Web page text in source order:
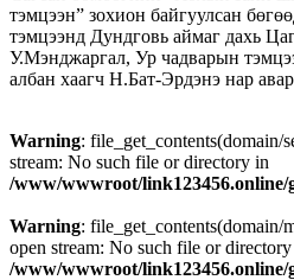
тэмцээн” зохион байгуулсан
тэмцээнд Дундговь аймаг дахь
У.Мэнджаргал, Ур чадварын
албан хаагч Н.Бат-Эрдэнэ нар
Warning: file_get_contents(domain/
stream: No such file or directory in
/www/wwwroot/
Warning:
open stream: No such file or
/www/wwwroot/